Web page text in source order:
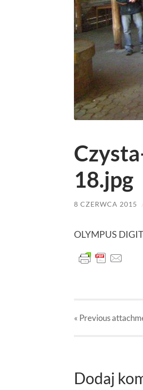
18.jpg
8 CZERWCA 2015
OLYMPUS
« Previous
Dodaj